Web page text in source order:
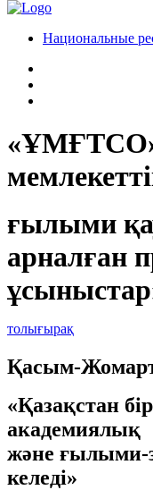
Национальные
«ҰМҒТСО»
ғылыми
арналған
толығырақ
Қасым-
«Қазақстан
академиялық
және ғылыми-
келеді»